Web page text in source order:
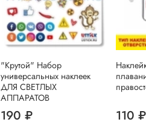
"Крутой" Набор
универсальных наклеек
ДЛЯ СВЕТЛЫХ
АППАРАТОВ
190 ₽ 110 ₽